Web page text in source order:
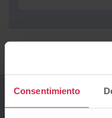
Consentimiento